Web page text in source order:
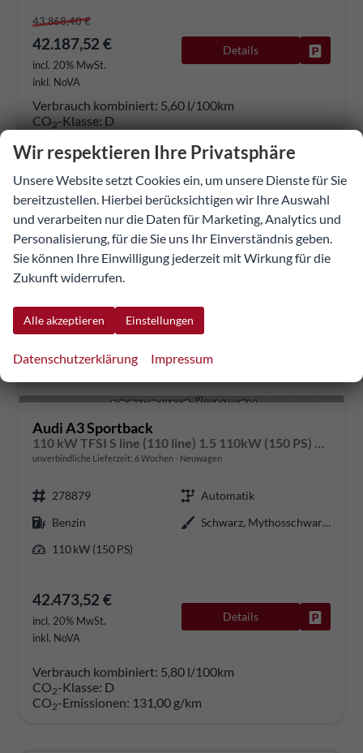
43.868,40 €
42.187,52 €
incl. 20% MwSt.
inkl. NoVA
Details
Verbrauch kombiniert: 5,60 l/100km
CO2-Klasse: D
Audi A3 Sportback
110 kW TFSI S line (110 line) 1.5 110kW (150 PS) ACT 7-Gang DSG
unverbindliche Lieferzeit: 6 Wochen Neuwagen
278879
Automatik
Benzin
Schwarz, Mythosschwarz Metallic (0E)
110 kW (150 PS)
42.473,52 €
incl. 20% MwSt.
inkl. NoVA
Details
Verbrauch kombiniert: 5,80 l/100km
CO2-Klasse: D
CO2-Emissionen: 131,00 g/km
Wir respektieren Ihre Privatsphäre
Unsere Website setzt Cookies ein, um unsere Dienste für Sie
bereitzustellen. Hierbei berücksichtigen wir Ihre Auswahl
und verarbeiten nur die Daten für Marketing, Analytics und
Personalisierung, für die Sie uns Ihr Einverständnis geben.
Sie können Ihre Einwilligung jederzeit mit Wirkung für die
Zukunft widerrufen.
Alle akzeptieren Einstellungen
Datenschutzerklärung Impressum